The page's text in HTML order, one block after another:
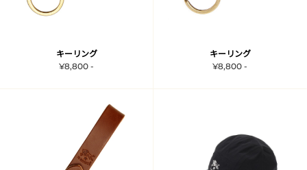
キーリング
¥8,800 -
キーリング
¥8,800 -